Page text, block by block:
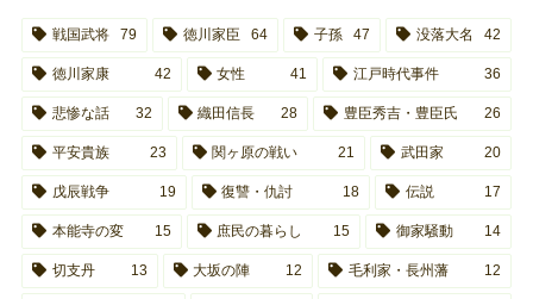
戦国武将 79 徳川家臣 64 子孫 47 没落大名 42
徳川家康 42 女性 41 江戸時代事件 36
悲惨な話 32 織田信長 28 豊臣秀吉・豊臣氏 26
平安貴族 23 関ヶ原の戦い 21 武田家 20
戊辰戦争 19 復讐・仇討 18 伝説 17
本能寺の変 15 庶民の暮らし 15 御家騒動 14
切支丹 13 大坂の陣 12 毛利家・長州藩 12